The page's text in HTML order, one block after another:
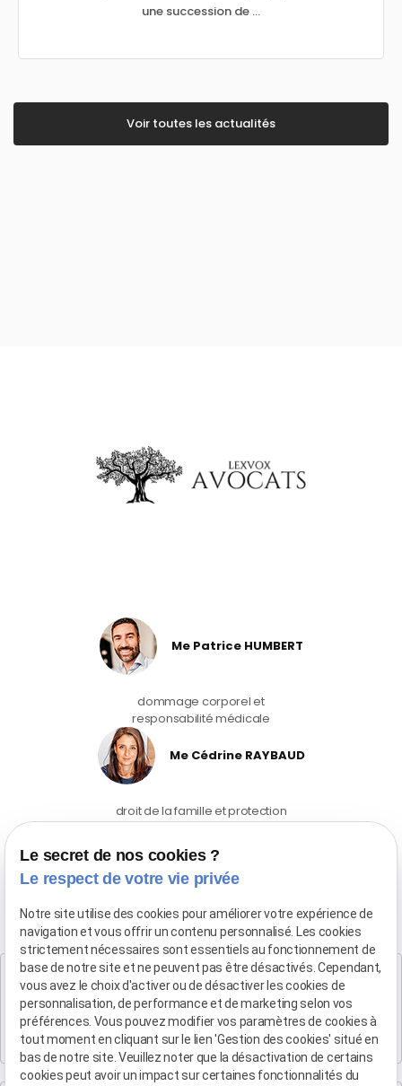
une succession de ...
Voir toutes les actualités
Me Patrice HUMBERT
dommage corporel et
responsabilité médicale
Me Cédrine RAYBAUD
droit de la famille et protection
des violences intraframiliales
04 90 54 58 10
Cabinet SALON DE PROVENCE
Maître Patrice HUMBERT
282 Boulevard Foch
13300 SALON-DE-PROVENCE
Le secret de nos cookies ?
Le respect de votre vie privée
Notre site utilise des cookies pour améliorer votre expérience de
navigation et vous offrir un contenu personnalisé. Les cookies
strictement nécessaires sont essentiels au fonctionnement de
base de notre site et ne peuvent pas être désactivés. Cependant,
vous avez le choix d'activer ou de désactiver les cookies de
personnalisation, de performance et de marketing selon vos
préférences. Vous pouvez modifier vos paramètres de cookies à
tout moment en cliquant sur le lien 'Gestion des cookies' situé en
bas de notre site. Veuillez noter que la désactivation de certains
cookies peut avoir un impact sur certaines fonctionnalités du